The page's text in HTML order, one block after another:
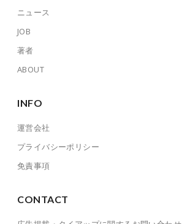
ニュース
JOB
著者
ABOUT
INFO
運営会社
プライバシーポリシー
免責事項
CONTACT